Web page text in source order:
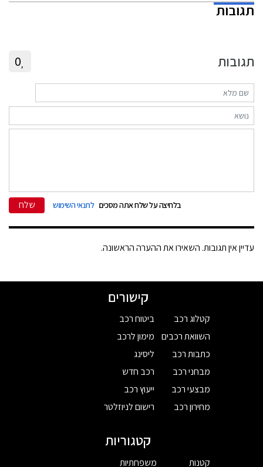
תגובות
תגובות 0
בלחיצה על שלח אתה מסכים לתנאי השימוש שלח
עדיין אין תגובות. השאירו את ההערה הראשונה.
קישורים
קטלוג רכב
השוואת רכבים
כתבות רכב
מבחני רכב
מבצעי רכב
מחירון רכב
ביטוח רכב
מימון לרכב
ליסינג
רכב חדש
ייעוץ רכב
רישום לניוזלטר
קטגוריות
קטנות
משפחתיות